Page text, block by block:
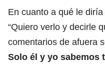
En cuanto a qué le
“Quiero verlo y decirle
comentarios de afuera
Solo él y yo sabemos